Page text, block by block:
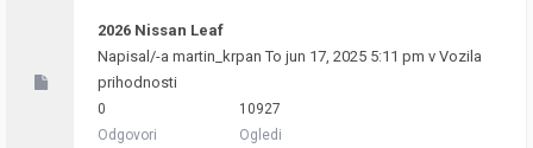
2026 Nissan Leaf
Napisal/-a martin_krpan To jun 17, 2025 5:11 pm v Vozila
prihodnosti
0
Odgovori
10927
Ogledi